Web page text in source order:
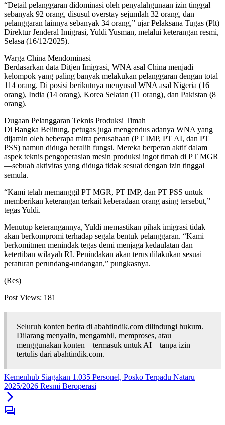
“Detail pelanggaran didominasi oleh penyalahgunaan izin tinggal
sebanyak 92 orang, disusul overstay sejumlah 32 orang, dan
pelanggaran lainnya sebanyak 34 orang,” ujar Pelaksana Tugas (Plt)
Direktur Jenderal Imigrasi, Yuldi Yusman, melalui keterangan resmi,
Selasa (16/12/2025).
Warga China Mendominasi
Berdasarkan data Ditjen Imigrasi, WNA asal China menjadi
kelompok yang paling banyak melakukan pelanggaran dengan total
114 orang. Di posisi berikutnya menyusul WNA asal Nigeria (16
orang), India (14 orang), Korea Selatan (11 orang), dan Pakistan (8
orang).
Dugaan Pelanggaran Teknis Produksi Timah
Di Bangka Belitung, petugas juga mengendus adanya WNA yang
dijamin oleh beberapa mitra perusahaan (PT IMP, PT AI, dan PT
PSS) namun diduga beralih fungsi. Mereka berperan aktif dalam
aspek teknis pengoperasian mesin produksi ingot timah di PT MGR
—sebuah aktivitas yang diduga tidak sesuai dengan izin tinggal
semula.
“Kami telah memanggil PT MGR, PT IMP, dan PT PSS untuk
memberikan keterangan terkait keberadaan orang asing tersebut,”
tegas Yuldi.
Menutup keterangannya, Yuldi memastikan pihak imigrasi tidak
akan berkompromi terhadap segala bentuk pelanggaran. “Kami
berkomitmen menindak tegas demi menjaga kedaulatan dan
ketertiban wilayah RI. Penindakan akan terus dilakukan sesuai
peraturan perundang-undangan,” pungkasnya.
(Res)
Post Views: 181
Seluruh konten berita di abahtindik.com dilindungi hukum.
Dilarang menyalin, mengambil, memproses, atau
menggunakan konten—termasuk untuk AI—tanpa izin
tertulis dari abahtindik.com.
Kemenhub Siagakan 1.035 Personel, Posko Terpadu Nataru
2025/2026 Resmi Beroperasi